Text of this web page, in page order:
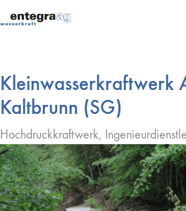
Kleinwasserkraftwerk
Kaltbrunn (SG)
Hochdruckkraftwerk,